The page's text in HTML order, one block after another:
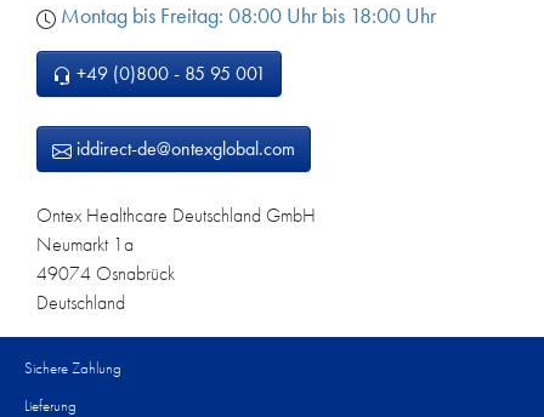
Montag bis Freitag: 08:00 Uhr bis 18:00 Uhr
+49 (0)800 - 85 95 001
iddirect-de@ontexglobal.com
Ontex Healthcare Deutschland GmbH​
Neumarkt 1a​
49074 Osnabrück ​
Deutschland​
Sichere Zahlung
Lieferung